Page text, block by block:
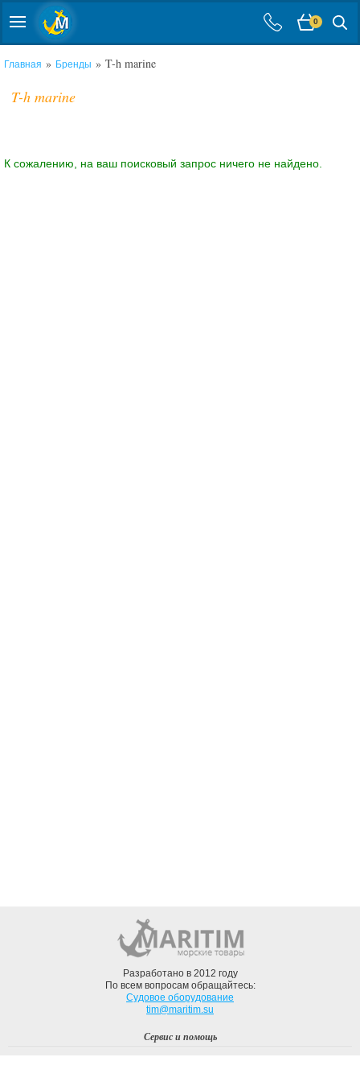
0
Главная » Бренды » T-h marine
T-h marine
К сожалению, на ваш поисковый запрос ничего не найдено.
Разработано в 2012 году
По всем вопросам обращайтесь:
Судовое оборудование
tim@maritim.su
Сервис и помощь